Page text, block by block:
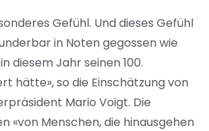
Gefühl. Und dieses Gefühl
in Noten gegossen wie
diesem Jahr seinen 100.
hätte», so die Einschätzung von
Mario Voigt. Die
«von Menschen, die hinausgehen